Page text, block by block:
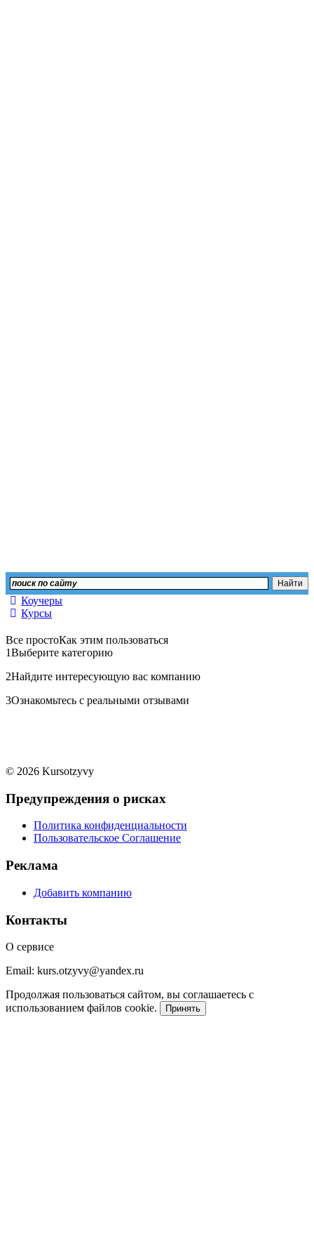
Коучеры
Курсы
Все простоКак этим пользоваться
1Выберите категорию
2Найдите интересующую вас компанию
3Ознакомьтесь с реальными отзывами
© 2026 Kursotzyvy
Предупреждения о рисках
Политика конфиденциальности
Пользовательское Соглашение
Реклама
Добавить компанию
Контакты
О сервисе
Email: kurs.otzyvy@yandex.ru
Продолжая пользоваться сайтом, вы соглашаетесь с
использованием файлов cookie.
Принять